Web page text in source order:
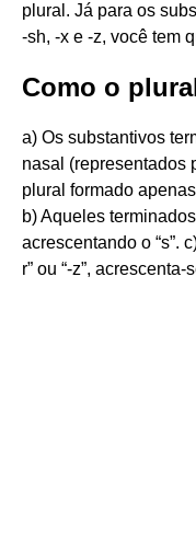
plural. Já para os
-sh, -x e -z, você tem
Como o
a) Os substantivos
nasal (representados
plural formado
b) Aqueles terminados
acrescentando o “s”.
r” ou “-z”, acrescenta-